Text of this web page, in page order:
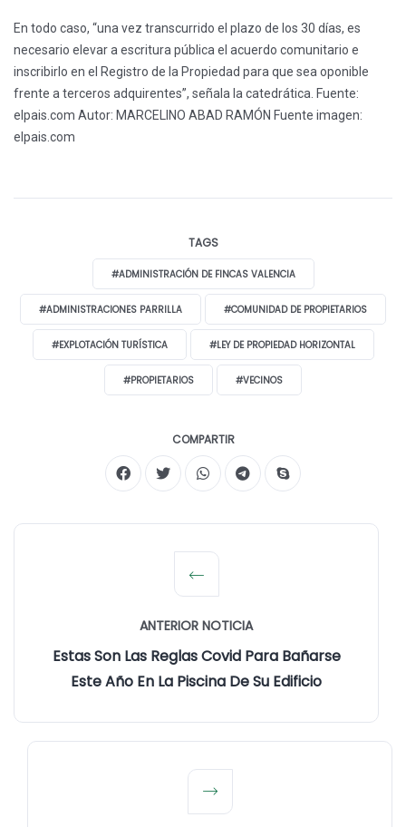
En todo caso, “una vez transcurrido el plazo de los 30 días, es
necesario elevar a escritura pública el acuerdo comunitario e
inscribirlo en el Registro de la Propiedad para que sea oponible
frente a terceros adquirentes”, señala la catedrática. Fuente:
elpais.com Autor: MARCELINO ABAD RAMÓN Fuente imagen:
elpais.com
TAGS
#ADMINISTRACIÓN DE FINCAS VALENCIA
#ADMINISTRACIONES PARRILLA #COMUNIDAD DE PROPIETARIOS
#EXPLOTACIÓN TURÍSTICA #LEY DE PROPIEDAD HORIZONTAL
#PROPIETARIOS #VECINOS
COMPARTIR
ANTERIOR NOTICIA
Estas Son Las Reglas Covid Para Bañarse
Este Año En La Piscina De Su Edificio